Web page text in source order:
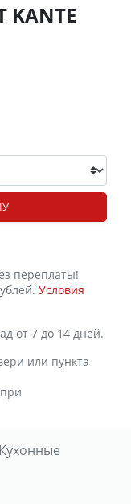
KANTE
переплаты!
Условия
от 7 до 14 дней.
или пункта